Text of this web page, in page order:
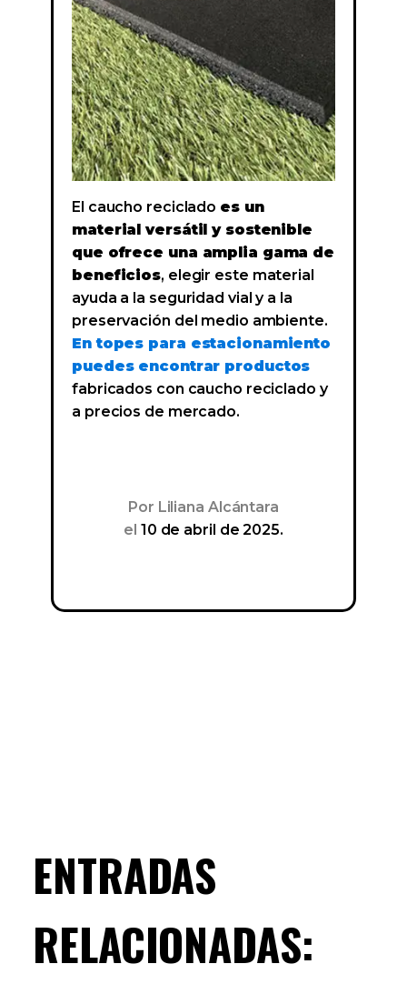
El caucho reciclado es un
material versátil y sostenible
que ofrece una amplia gama de
beneficios, elegir este material
ayuda a la seguridad vial y a la
preservación del medio ambiente.
En topes para estacionamiento
puedes encontrar productos
fabricados con caucho reciclado y
a precios de mercado.
Por Liliana Alcántara
el 10 de abril de 2025.
ENTRADAS
RELACIONADAS: